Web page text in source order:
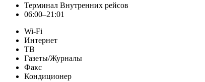
Терминал Внутренних рейсов
06:00–21:01
Wi-Fi
Интернет
ТВ
Газеты/Журналы
Факс
Кондиционер